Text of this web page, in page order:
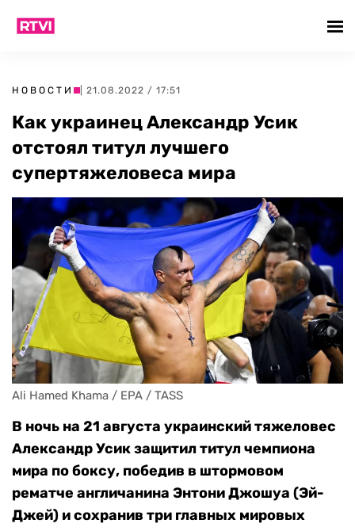
НОВОСТИ | 21.08.2022 / 17:51
Как украинец Александр Усик
отстоял титул лучшего
супертяжеловеса мира
Ali Hamed Khama / EPA / TASS
В ночь на 21 августа украинский тяжеловес
Александр Усик защитил титул чемпиона
мира по боксу, победив в штормовом
рематче англичанина Энтони Джошуа (Эй-
Джей) и сохранив три главных мировых